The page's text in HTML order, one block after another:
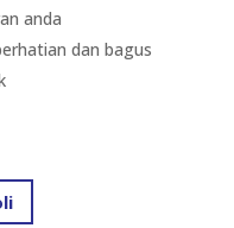
anda
dan bagus